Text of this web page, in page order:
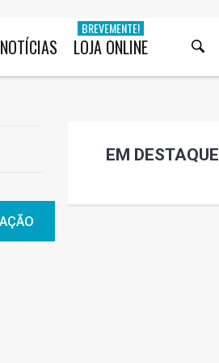
NOTÍCIAS LOJA ONLINE
BREVEMENTE!
EM DESTAQUE